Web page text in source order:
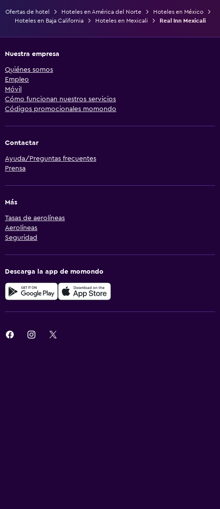
Ofertas de hotel Hoteles en América del Norte
Hoteles en México
Hoteles en Baja California
Hoteles en Mexicali Real Inn Mexicali
Nuestra empresa
Quiénes somos
Empleo
Móvil
Cómo funcionan nuestros servicios
Códigos promocionales momondo
Contactar
Ayuda/Preguntas frecuentes
Prensa
Más
Tasas de aerolíneas
Aerolíneas
Seguridad
Descarga la app de momondo